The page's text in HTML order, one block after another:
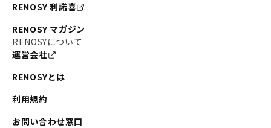
RENOSY 利諾喜
RENOSY マガジン
RENOSYについて
運営会社
RENOSYとは
利用規約
お問い合わせ窓口